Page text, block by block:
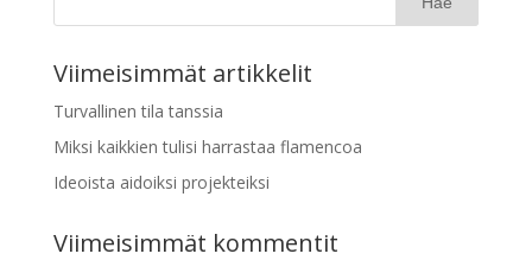
Viimeisimmät artikkelit
Turvallinen tila tanssia
Miksi kaikkien tulisi harrastaa flamencoa
Ideoista aidoiksi projekteiksi
Viimeisimmät kommentit